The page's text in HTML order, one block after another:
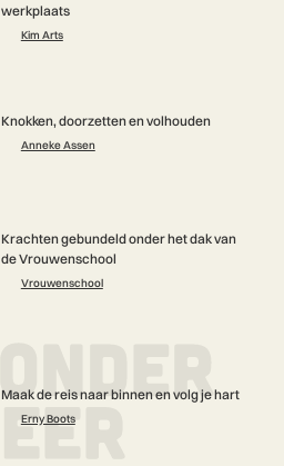
werkplaats
Kim Arts
Knokken, doorzetten en volhouden
Anneke Assen
Krachten gebundeld onder het dak van
de Vrouwenschool
Vrouwenschool
Maak de reis naar binnen en volg je hart
Erny Boots